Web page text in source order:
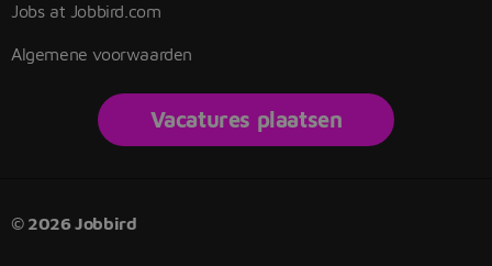
Jobs at Jobbird.com
Algemene voorwaarden
Vacatures plaatsen
© 2026 Jobbird